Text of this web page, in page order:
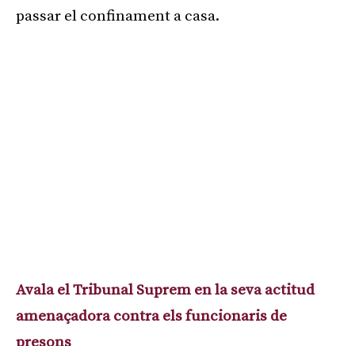
passar el confinament a casa.
Avala el Tribunal Suprem en la seva actitud
amenaçadora contra els funcionaris de
presons